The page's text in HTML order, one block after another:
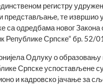
регистру
представљање, те
са одредбама новог
Републике Српске“ бр. 52/
Одлуку о образовању
Српске успостављене
и кадровско јачање за